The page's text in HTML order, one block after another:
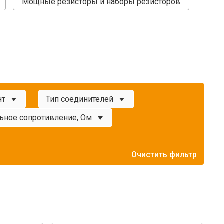
Тип соединителей
сопротивление, Ом
Очистить фильтр